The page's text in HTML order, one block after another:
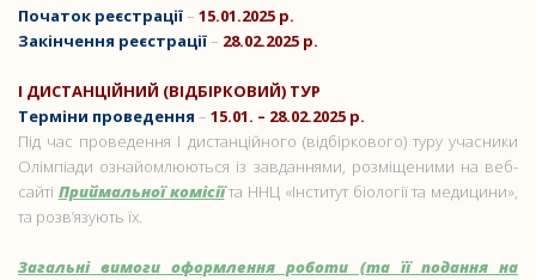
Початок реєстрації– 15.01.2025 р.
Закінчення реєстрації– 28.02.2025 р.
І ДИСТАНЦІЙНИЙ (ВІДБІРКОВИЙ) ТУР
Терміни проведення – 15.01. – 28.02.2025 р.
Під час проведення І дистанційного (відбіркового) туру учасники
Олімпіади ознайомлюються із завданнями, розміщеними на веб-
сайті Приймальної комісіїта ННЦ «Інститут біології та медицини»,
та розв’язують їх.
Загальні вимоги оформлення роботи (та її подання на